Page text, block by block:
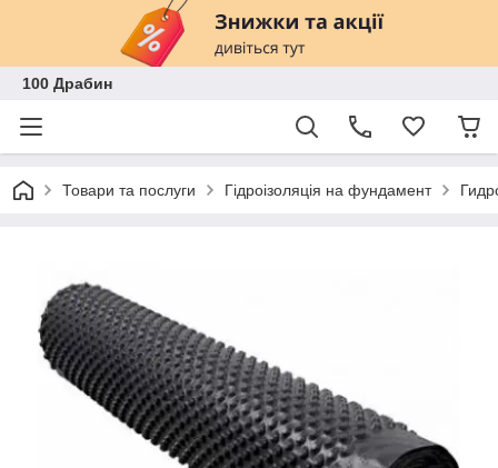
100 Драбин
Товари та послуги Гідроізоляція на фундамент